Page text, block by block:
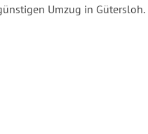
Umzug in Gütersloh.